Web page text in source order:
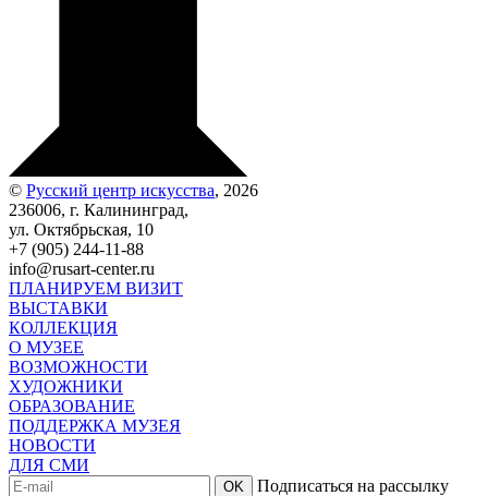
© Русский центр искусства, 2026
236006, г. Калининград,
ул. Октябрьская, 10
+7 (905) 244-11-88
info@rusart-center.ru
ПЛАНИРУЕМ ВИЗИТ
ВЫСТАВКИ
КОЛЛЕКЦИЯ
О МУЗЕЕ
ВОЗМОЖНОСТИ
ХУДОЖНИКИ
ОБРАЗОВАНИЕ
ПОДДЕРЖКА МУЗЕЯ
НОВОСТИ
ДЛЯ СМИ
OK Подписаться на рассылку